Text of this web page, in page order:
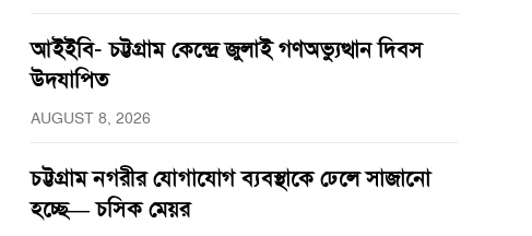
আইইবি- চট্টগ্রাম কেন্দ্রে জুলাই গণঅভ্যুত্থান দিবস
উদযাপিত
AUGUST 8, 2026
চট্টগ্রাম নগরীর যোগাযোগ ব্যবস্থাকে ঢেলে সাজানো
হচ্ছে— চসিক মেয়র